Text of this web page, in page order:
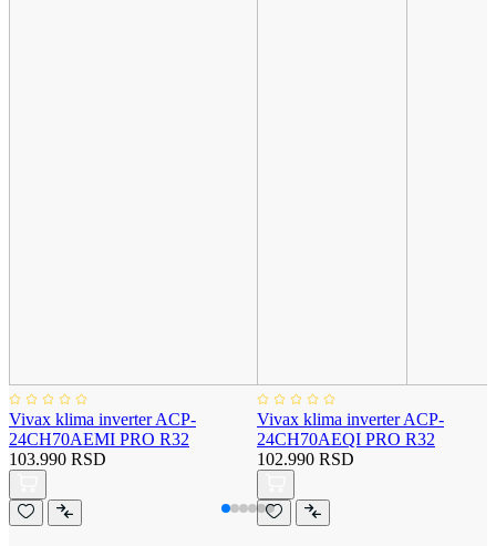
Vivax klima inverter ACP-
24CH70AEMI PRO R32
103.990 RSD
Vivax klima inverter ACP-
24CH70AEQI PRO R32
102.990 RSD